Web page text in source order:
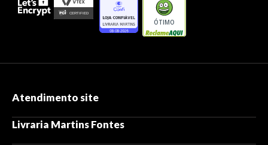
ÓTIMO
Atendimento site
Livraria Martins Fontes